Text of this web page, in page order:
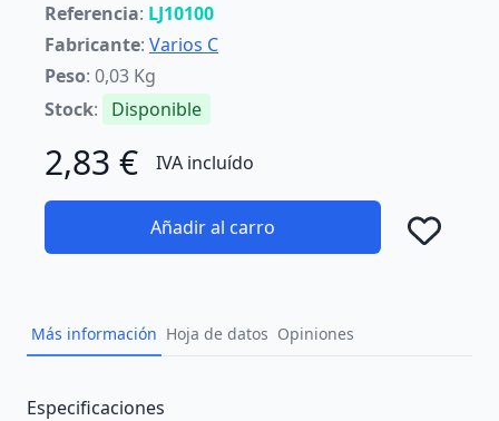
Referencia: LJ10100
Fabricante: Varios C
Peso: 0,03 Kg
Stock: Disponible
2,83 € IVA incluído
Añadir al carro
Más información Hoja de datos Opiniones
Description
Especificaciones